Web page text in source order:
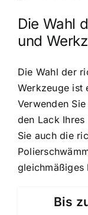
Die Wahl
und
Die Wahl der
Werkzeuge ist
Verwenden
den Lack
Sie auch die
gleichmäßiges
Bis